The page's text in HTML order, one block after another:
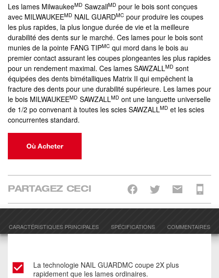
Les lames MilwaukeeMD SawzallMD pour le bois sont conçues
avec MILWAUKEEMD NAIL GUARDMC pour produire les coupes
les plus rapides, la plus longue durée de vie et la meilleure
durabilité des dents sur le marché. Ces lames pour le bois sont
munies de la pointe FANG TIPMC qui mord dans le bois au
premier contact assurant les coupes plongeantes les plus rapides
pour un rendement maximal. Ces lames SAWZALLMD sont
équipées des dents bimétalliques Matrix II qui empêchent la
fracture des dents pour une durabilité supérieure. Les lames pour
le bois MILWAUKEEMD SAWZALLMD ont une languette universelle
de 1/2 po convenant à toutes les scies SAWZALLMD et les scies
concurrentes standard.
Où Acheter
PARTAGEZ CECI
CARACTÉRISTIQUES PRINCIPALES SPÉCIFICATIONS COMMENTAIRES
La technologie NAIL GUARDMC coupe 2X plus
rapidement que les lames ordinaires.